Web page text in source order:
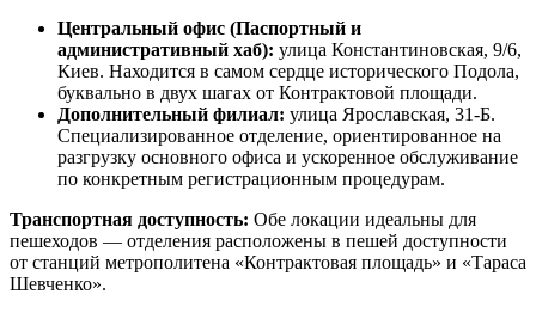
Центральный офис (Паспортный и
административный хаб): улица Константиновская, 9/6,
Киев. Находится в самом сердце исторического Подола,
буквально в двух шагах от Контрактовой площади.
Дополнительный филиал: улица Ярославская, 31-Б.
Специализированное отделение, ориентированное на
разгрузку основного офиса и ускоренное обслуживание
по конкретным регистрационным процедурам.
Транспортная доступность: Обе локации идеальны для
пешеходов — отделения расположены в пешей доступности
от станций метрополитена «Контрактовая площадь» и «Тараса
Шевченко».